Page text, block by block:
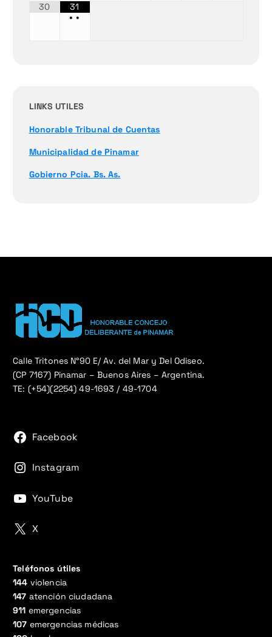
30
31
••
LINKS UTILES
Honorable Tribunal de Cuentas
Municipalidad de Pinamar
Gobierno Pcia. Bs. As.
Calle Tritones N°90 E/ Av. del Mar y Del Odiseo.
(CP 7167) Pinamar – Buenos Aires – Argentina.
TE: (+54)(2254) 49-1693 / 49-1704
Facebook
Instagram
YouTube
X
Teléfonos útiles
144 violencia
147 atención ciudadana
911 emergencias
107 emergencias médicas